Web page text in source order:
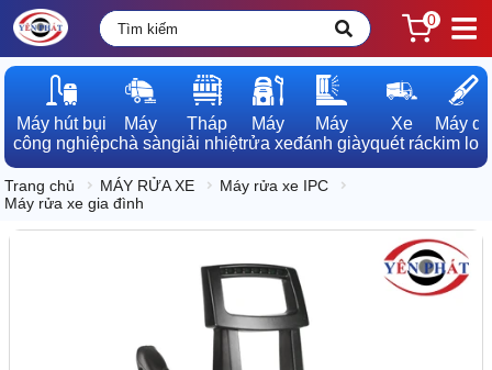
0
Máy hút bụi
công nghiệp
Máy
chà sàn
Tháp
giải nhiệt
Máy
rửa xe
Máy
đánh giày
Xe
quét rác
Máy dò
kim loại
Trang chủ MÁY RỬA XE
Máy rửa xe IPC
Máy rửa xe gia đình